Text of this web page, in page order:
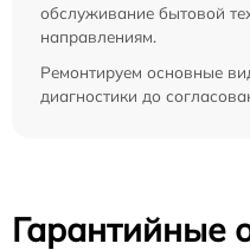
обслуживание бытовой
направлениям.
Ремонтируем основные
диагностики до
Гарантийные